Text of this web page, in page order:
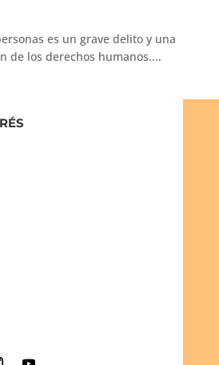
es un grave delito y una
de los derechos humanos....